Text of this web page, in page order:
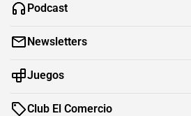
Podcast
Newsletters
Juegos
Club El Comercio